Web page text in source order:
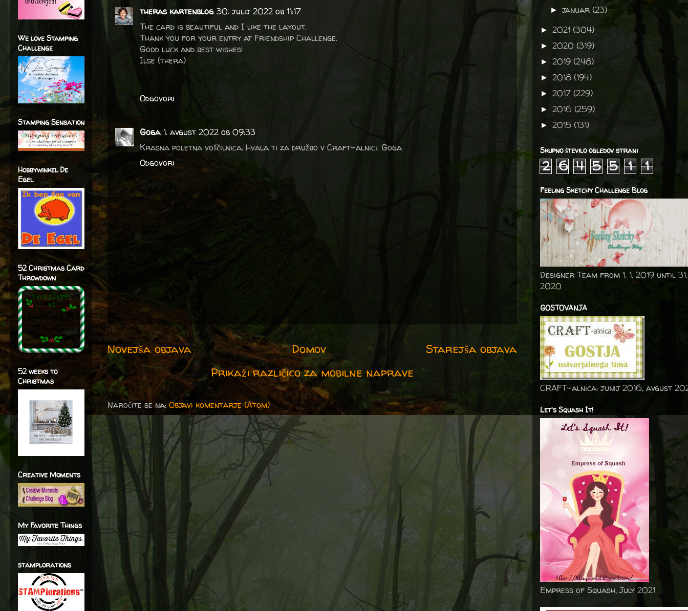
theras kartenblog 30. julij 2022 ob 11:17
The card is beautiful and I like the layout.
Thank you for your entry at Friendship Challenge.
Good luck and best wishes!
Ilse (thera)
Odgovori
Goga 1. avgust 2022 ob 09:33
Krasna poletna voščilnica. Hvala ti za družbo v Craft-alnici. Goga
Odgovori
Novejša objava Starejša objava
Domov
Prikaži različico za mobilne naprave
Naročite se na: Objavi komentarje (Atom)
We love Stamping
Challenge
Stamping Sensation
Hobbywinkel De
Egel
52 Christmas Card
Throwdown
52 weeks to
Christmas
Creative Moments
My Favorite Things
stamplorations
►januar(23)
► 2021 (304)
► 2020 (319)
► 2019 (248)
► 2018 (194)
► 2017 (229)
► 2016 (259)
► 2015 (131)
Skupno število ogledov strani
2 6 4 5 5 1 1
Feeling Sketchy Challenge Blog
Designer Team from 1. 1. 2019 until
2020
GOSTOVANJA
CRAFT-alnica: junij 2016, avgust
Let's Squash It!
Empress of Squash, July 2021